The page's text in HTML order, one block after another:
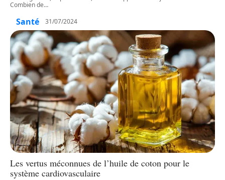
Combien de…
Santé 31/07/2024
Les vertus méconnues de l’huile de coton pour le
système cardiovasculaire